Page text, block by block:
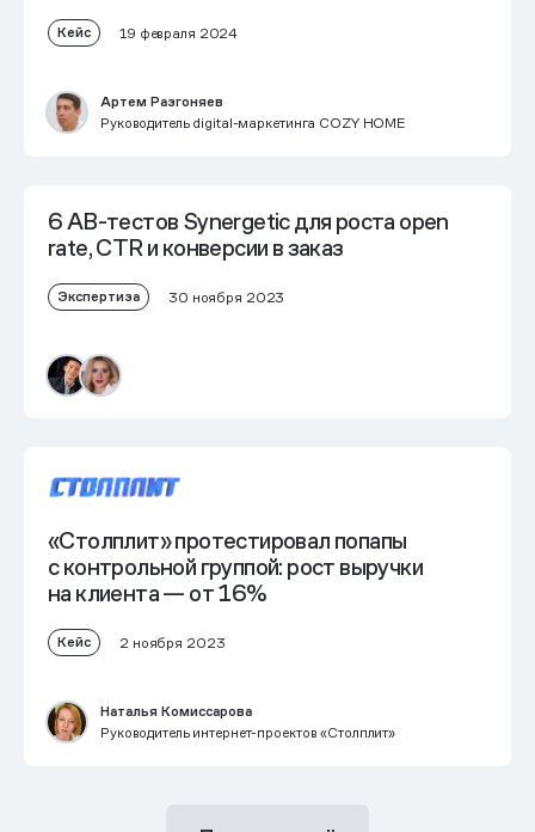
Кейс 19 февраля 2024
Артем Разгоняев
Руководитель digital-маркетинга COZY HOME
6 AB-тестов Synergeticдля роста open
rate, CTR и конверсии в заказ
Экспертиза 30 ноября 2023
«Столплит» протестировал попапы
с контрольной группой: рост выручки
на клиента — от 16%
Кейс 2 ноября 2023
Наталья Комиссарова
Руководитель интернет-проектов «Столплит»